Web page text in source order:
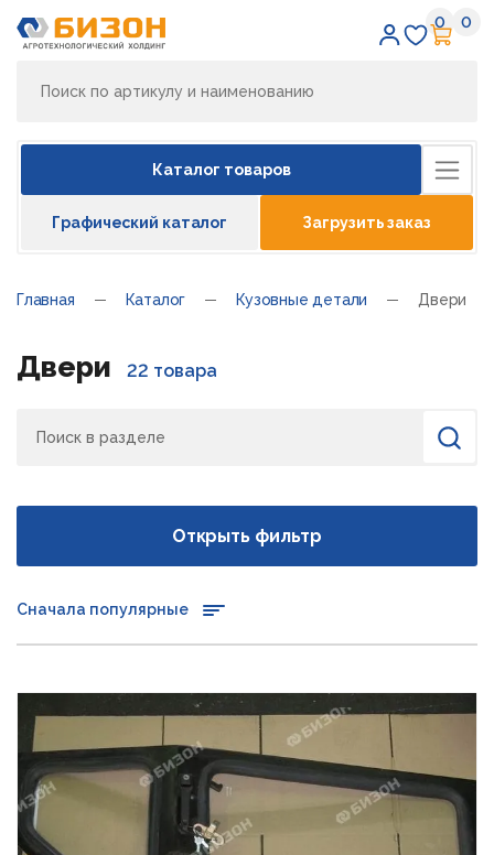
0 0
Каталог товаров
Графический каталог Загрузить заказ
Главная Каталог Кузовные детали Двери
Двери 22 товара
Найти
Открыть фильтр
Сначала популярные